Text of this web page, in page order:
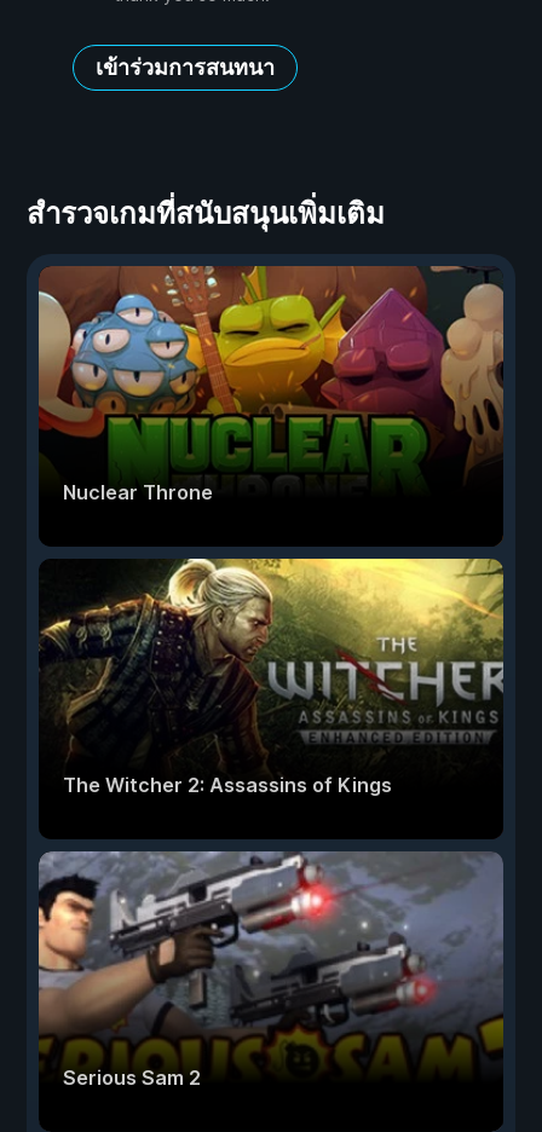
เข้าร่วมการสนทนา
สำรวจเกมที่สนับสนุนเพิ่มเติม
Nuclear Throne
The Witcher 2: Assassins of Kings
Serious Sam 2